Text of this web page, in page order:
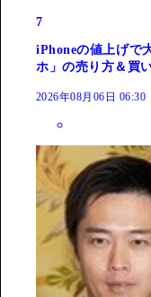
7
iPhoneの値上げで
ホ」の売り方＆買
2026年08月06日 06:30